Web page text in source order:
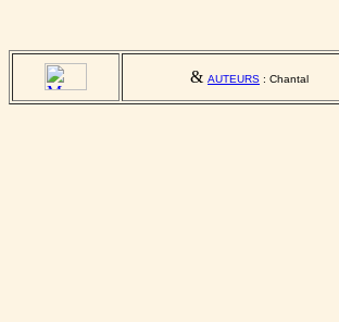
& AUTEURS : Chantal